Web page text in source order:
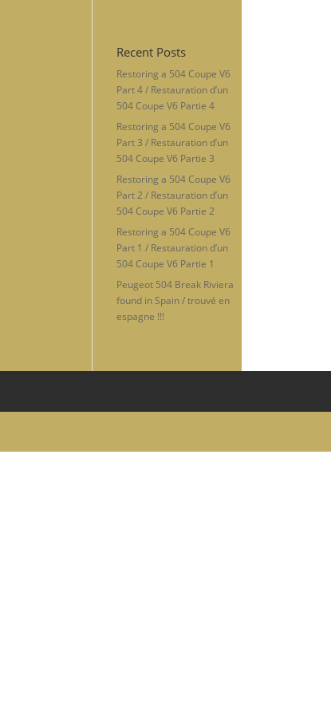
Recent Posts
Restoring a 504 Coupe V6
Part 4 / Restauration d’un
504 Coupe V6 Partie 4
Restoring a 504 Coupe V6
Part 3 / Restauration d’un
504 Coupe V6 Partie 3
Restoring a 504 Coupe V6
Part 2 / Restauration d’un
504 Coupe V6 Partie 2
Restoring a 504 Coupe V6
Part 1 / Restauration d’un
504 Coupe V6 Partie 1
Peugeot 504 Break Riviera
found in Spain / trouvé en
espagne !!!